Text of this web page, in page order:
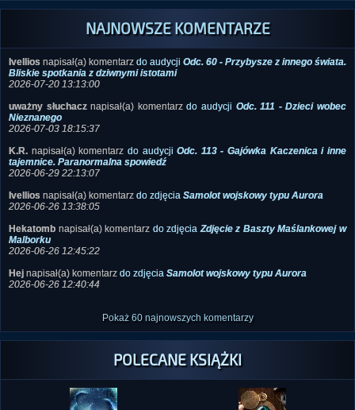
napisał(a) komentarzdo audycjiOdc. 60 - Przybysze z innego świata.
uważny słuchacz napisał(a) komentarz
Nieznanego
K.R.napisał(a) komentarz
tajemnice. Paranormalna spowiedź
Ivelliosnapisał(a) komentarzdo zdjęcia
2026-06-26 13:38:05
Hekatombnapisał(a) komentarzdo zdjęciaZdjęcie z Baszty Maślankowej w
Malborku
Hejnapisał(a) komentarz
2026-06-26 12:40:44
POLECANE KSIĄŻKI